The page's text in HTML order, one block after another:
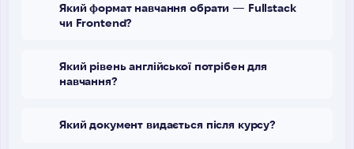
Який формат навчання обрати — Fullstack
чи Frontend?
Який рівень англійської потрібен для
навчання?
Який документ видається після курсу?